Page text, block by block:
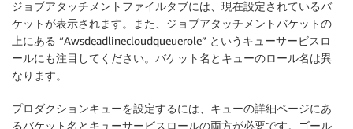
ジョブアタッチメントファイルタブには、現在設定されているバ
ケットが表示されます。また、ジョブアタッチメントバケットの
上にある “Awsdeadlinecloudqueuerole” というキューサービスロ
ールにも注目してください。バケット名とキューのロール名は異
なります。
プロダクションキューを設定するには、キューの詳細ページにあ
るバケット名とキューサービスロールの両方が必要です。ゴール